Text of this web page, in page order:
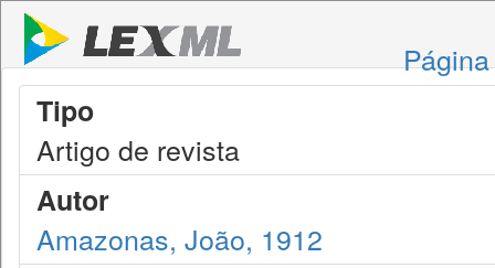
Tipo
Artigo de revista
Autor
Amazonas, João, 1912